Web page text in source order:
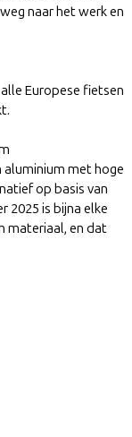
naar het werk en
Europese fietsen
aluminium met hoge
op basis van
2025 is bijna elke
materiaal, en dat